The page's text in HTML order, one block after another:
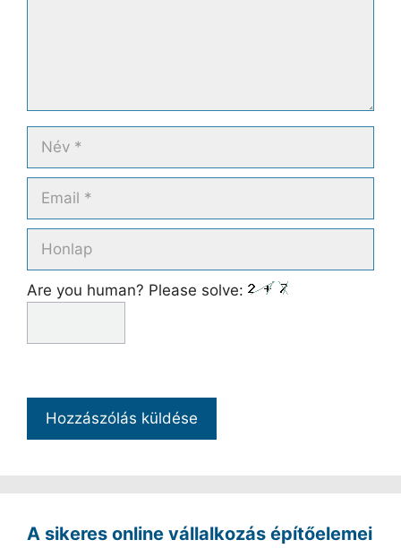
Are you human? Please solve:
A sikeres online vállalkozás építőelemei